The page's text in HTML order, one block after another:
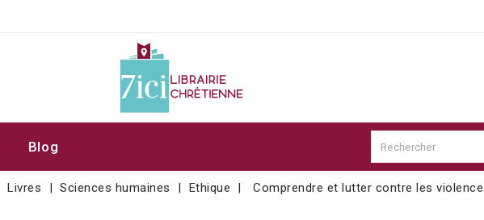
Blog
Livres Sciences humaines Ethique Comprendre et lutter contre les